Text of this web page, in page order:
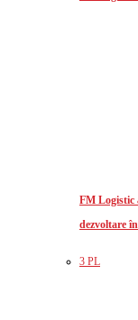
FM Logistic
dezvoltare
3 PL